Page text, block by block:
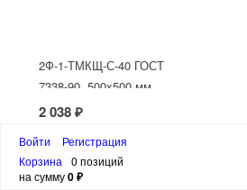
2Ф-1-ТМКЩ-С-40 ГОСТ
7338-90, 500x500 мм
2 038 ₽
Купить
Войти
Регистрация
Корзина
0 позиций
на сумму0 ₽